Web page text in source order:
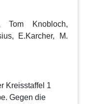
Tom Knobloch,
E.Karcher, M.
Kreisstaffel 1
Gegen die